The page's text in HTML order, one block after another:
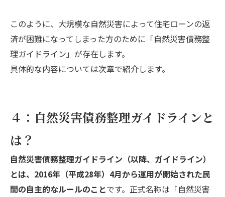
このように、大規模な自然災害によって住宅ローンの返
済が困難になってしまった方のために「自然災害債務整
理ガイドライン」が存在します。
具体的な内容については次章で紹介します。
４：自然災害債務整理ガイドラインと
は？
自然災害債務整理ガイドライン（以降、ガイドライン）
とは、2016年（平成28年）4月から運用が開始された民
間の自主的なルールのことです。正式名称は「自然災害